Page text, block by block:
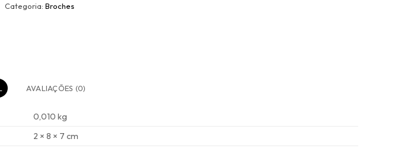
Categoria: Broches
AVALIAÇÕES (0)
0,010 kg
2 × 8 × 7 cm